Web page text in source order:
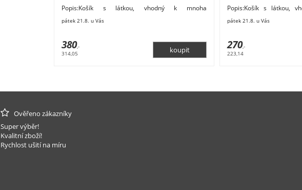
Popis:Košík s látkou, vhodný k mnoha
proutí,
pátek 21.8. u Vás
380,-
314,05
Popis:Košík s látkou,
pátek 21.8. u Vás
270,-
223,14
Ověřeno zákazníky
Super výběr!
Kvalitní zboží!
Rychlost ušití na míru